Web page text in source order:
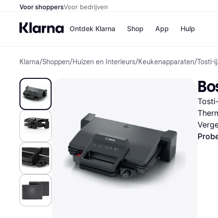
Voor shoppersVoor bedrijven
Ontdek Klarna Shop
Winkels
Bol
H&M
App Hulp
Klarna/Shoppen/Huizen en Interieurs/Keukenapparaten/Tosti-